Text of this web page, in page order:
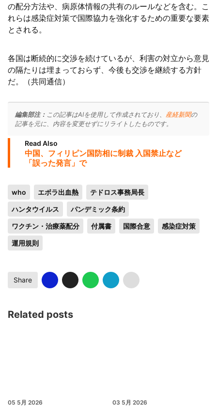
の配分方法や、病原体情報の共有のルールなどを含む。こ
れらは感染症対策で国際協力を強化するための重要な要素
とされる。
各国は断続的に交渉を続けているが、利害の対立から意見
の隔たりは埋まっておらず、今後も交渉を継続する方針
だ。（共同通信）
編集部注： この記事はAIを使用して作成されており、 産経新聞の
記事を元に、内容を変更せずにリライトしたものです。
Read Also
中国、フィリピン国防相に制裁 入国禁止など
「誤った発言」で
who エボラ出血熱 テドロス事務局長
ハンタウイルス パンデミック条約
ワクチン・治療薬配分 付属書 国際合意 感染症対策
運用規則
Share
Related posts
05 5月 2026 03 5月 2026